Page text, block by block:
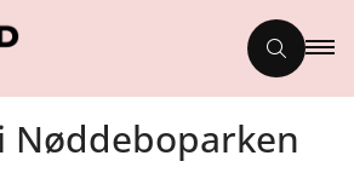
Nøddeboparken